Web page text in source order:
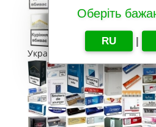
Оберіть
RU |
Украина